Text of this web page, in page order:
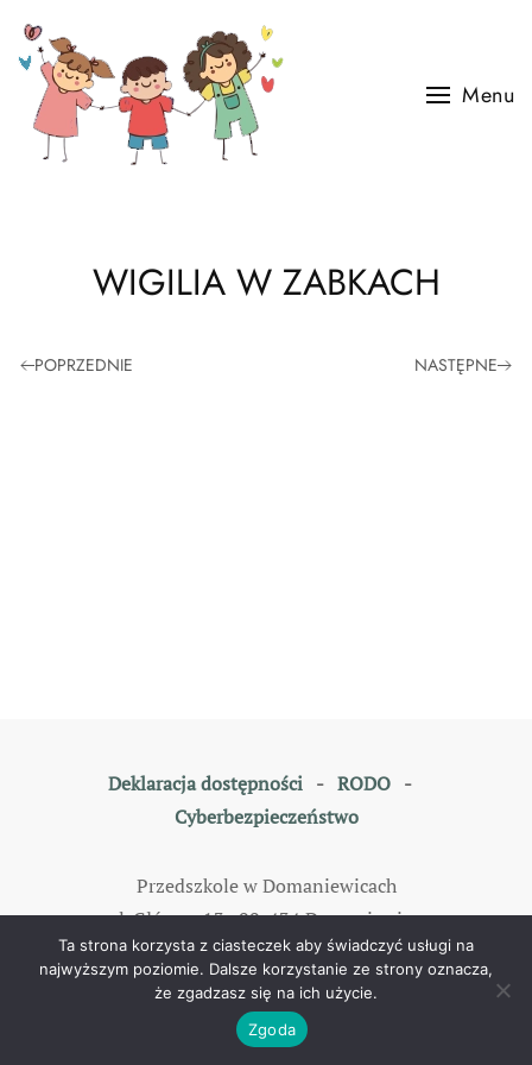
Skip to main content
Menu
WIGILIA W ZABKACH
POPRZEDNIE NASTĘPNE
Deklaracja dostępności- RODO-
Cyberbezpieczeństwo
Przedszkole w Domaniewicach
ul. Główna 13, 99-434 Domaniewice
tel: 46 838 35 79
All rights reserved. Designed byTOMKAM
Ta strona korzysta z ciasteczek aby świadczyć usługi na
najwyższym poziomie. Dalsze korzystanie ze strony oznacza,
że zgadzasz się na ich użycie.
Zgoda